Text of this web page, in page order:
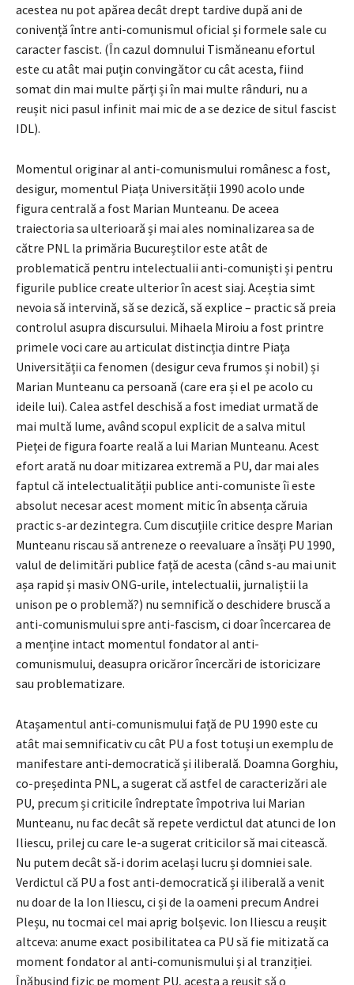
acestea nu pot apărea decât drept tardive după ani de
conivență între anti-comunismul oficial și formele sale cu
caracter fascist. (În cazul domnului Tismăneanu efortul
este cu atât mai puțin convingător cu cât acesta, fiind
somat din mai multe părți și în mai multe rânduri, nu a
reușit nici pasul infinit mai mic de a se dezice de situl fascist
IDL).
Momentul originar al anti-comunismului românesc a fost,
desigur, momentul Piața Universității 1990 acolo unde
figura centrală a fost Marian Munteanu. De aceea
traiectoria sa ulterioară și mai ales nominalizarea sa de
către PNL la primăria Bucureștilor este atât de
problematică pentru intelectualii anti-comuniști și pentru
figurile publice create ulterior în acest siaj. Aceștia simt
nevoia să intervină, să se dezică, să explice – practic să preia
controlul asupra discursului. Mihaela Miroiu a fost printre
primele voci care au articulat distincția dintre Piața
Universității ca fenomen (desigur ceva frumos și nobil) și
Marian Munteanu ca persoană (care era și el pe acolo cu
ideile lui). Calea astfel deschisă a fost imediat urmată de
mai multă lume, având scopul explicit de a salva mitul
Pieței de figura foarte reală a lui Marian Munteanu. Acest
efort arată nu doar mitizarea extremă a PU, dar mai ales
faptul că intelectualității publice anti-comuniste îi este
absolut necesar acest moment mitic în absența căruia
practic s-ar dezintegra. Cum discuțiile critice despre Marian
Munteanu riscau să antreneze o reevaluare a însăți PU 1990,
valul de delimitări publice față de acesta (când s-au mai unit
așa rapid și masiv ONG-urile, intelectualii, jurnaliștii la
unison pe o problemă?) nu semnifică o deschidere bruscă a
anti-comunismului spre anti-fascism, ci doar încercarea de
a menține intact momentul fondator al anti-
comunismului, deasupra oricăror încercări de istoricizare
sau problematizare.
Atașamentul anti-comunismului față de PU 1990 este cu
atât mai semnificativ cu cât PU a fost totuși un exemplu de
manifestare anti-democratică și iliberală. Doamna Gorghiu,
co-președinta PNL, a sugerat că astfel de caracterizări ale
PU, precum și criticile îndreptate împotriva lui Marian
Munteanu, nu fac decât să repete verdictul dat atunci de Ion
Iliescu, prilej cu care le-a sugerat criticilor să mai citească.
Nu putem decât să-i dorim același lucru și domniei sale.
Verdictul că PU a fost anti-democratică și iliberală a venit
nu doar de la Ion Iliescu, ci și de la oameni precum Andrei
Pleșu, nu tocmai cel mai aprig bolșevic. Ion Iliescu a reușit
altceva: anume exact posibilitatea ca PU să fie mitizată ca
moment fondator al anti-comunismului și al tranziției.
Înăbușind fizic pe moment PU, acesta a reușit să o